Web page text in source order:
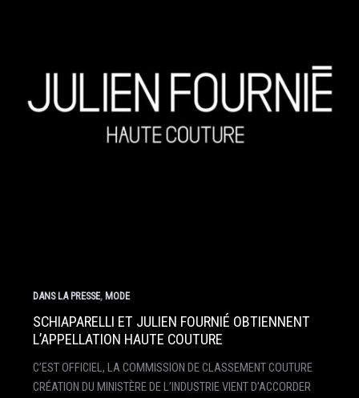
DANS LA PRESSE, MODE
SCHIAPARELLI ET JULIEN FOURNIÉ OBTIENNENT
L’APPELLATION HAUTE COUTURE
C’EST OFFICIEL, LA COMMISSION DE CLASSEMENT COUTURE
CRÉATION DU MINISTÈRE DE L’INDUSTRIE VIENT D’ACCORDER